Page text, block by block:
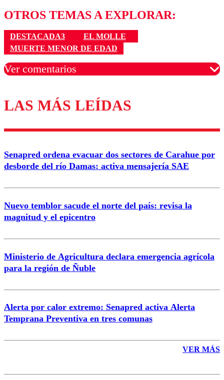
OTROS TEMAS A EXPLORAR:
DESTACADA3
EL MOLLE
MUERTE MENOR DE EDAD
Ver comentarios
Los comentarios son moderados para garantizar un
diálogo respetuoso.
Correo
LAS MÁS LEÍDAS
Senapred ordena evacuar dos sectores de Carahue por
desborde del río Damas: activa mensajería SAE
Nuevo temblor sacude el norte del país: revisa la
magnitud y el epicentro
Ministerio de Agricultura declara emergencia agrícola
para la región de Ñuble
Alerta por calor extremo: Senapred activa Alerta
Temprana Preventiva en tres comunas
VER MÁS